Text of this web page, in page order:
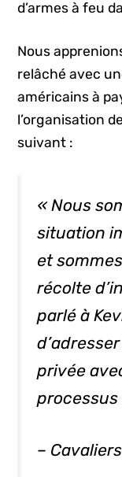
d’armes à feu
Nous
relâché avec
américains à
l’organisation
suivant :
« Nous
situation
et
récolte
parlé à
privée
–